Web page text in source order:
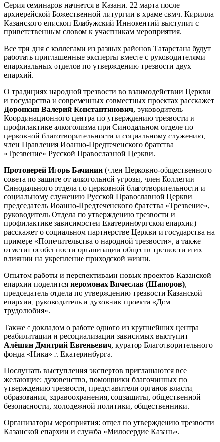
Серия семинаров начнется в Казани. 22 марта после
архиерейской Божественной литургии в храме свмч. Кирилла
Казанского епископ Елабужский Иннокентий выступит с
приветственным словом к участникам мероприятия.
Все три дня с коллегами из разных районов Татарстана будут
работать приглашенные эксперты вместе с руководителями
епархиальных отделов по утверждению трезвости двух
епархий.
О традициях народной трезвости во взаимодействии Церкви
и государства и современных совместных проектах расскажет
Доронкин Валерий Константинович, руководитель
Координационного центра по утверждению трезвости и
профилактике алкоголизма при Синодальном отделе по
церковной благотворительности и социальному служению,
член Правления Иоанно-Предтеченского братства
«Трезвение» Русской Православной Церкви.
Протоиерей Игорь Бачинин (член Церковно-общественного
совета по защите от алкогольной угрозы, член Коллегии
Синодального отдела по церковной благотворительности и
социальному служению Русской Православной Церкви,
председатель Иоанно-Предтеченского братства «Трезвение»,
руководитель Отдела по утверждению трезвости и
профилактике зависимостей Екатеринбургской епархии)
расскажет о социальном партнерстве Церкви и государства на
примере «Попечительства о народной трезвости», а также
отметит особенности организации обществ трезвости и их
влиянии на укрепление приходской жизни.
Опытом работы и перспективами новых проектов Казанской
епархии поделится иеромонах Вячеслав (Шапоров),
председатель отдела по утверждению трезвости Казанской
епархии, руководитель и духовник проекта «Дом
трудолюбия».
Также с докладом о работе одного из крупнейших центра
реабилитации и ресоциализации зависимых выступит
Алёшин Дмитрий Евгеньевич, куратор Благотворительного
фонда «Ника» г. Екатеринбурга.
Послушать выступления экспертов приглашаются все
желающие: духовенство, помощники благочинных по
утверждению трезвости, представители органов власти,
образования, здравоохранения, соцзащиты, общественной
безопасности, молодежной политики, общественники.
Организаторы мероприятия: отдел по утверждению трезвости
Казанской епархии и служба «Милосердие Казань».